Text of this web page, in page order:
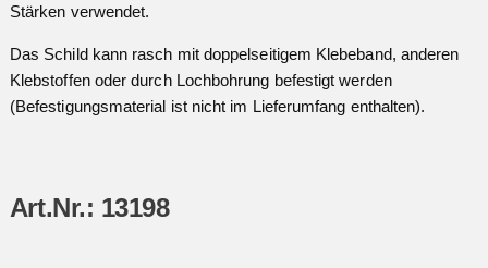
Stärken verwendet.
Das Schild kann rasch mit doppelseitigem Klebeband, anderen
Klebstoffen oder durch Lochbohrung befestigt werden
(Befestigungsmaterial ist nicht im Lieferumfang enthalten).
Art.Nr.: 13198